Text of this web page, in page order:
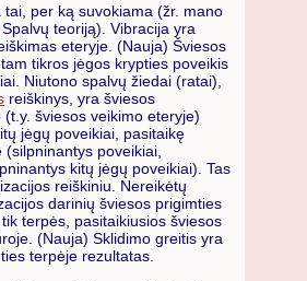
tai, per ką suvokiama (žr. mano
Spalvų teoriją). Vibracija yra
eteryje. (Nauja) Šviesos
tikros jėgos krypties poveikis
Niutono spalvų žiedai (ratai),
reiškinys, yra šviesos
(t.y. šviesos veikimo eteryje)
jėgų poveikiai, pasitaikę
(silpninantys poveikiai,
kitų jėgų poveikiai). Tas
reiškiniu. Nereikėtų
darinių šviesos prigimties
terpės, pasitaikiusios šviesos
(Nauja) Sklidimo greitis yra
terpėje rezultatas.